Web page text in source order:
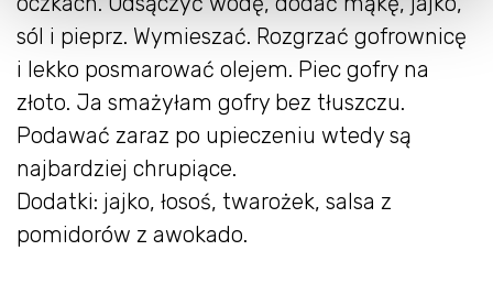
sól i pieprz. Wymieszać. Rozgrzać gofrownicę
i lekko posmarować olejem. Piec gofry na
złoto. Ja smażyłam gofry bez tłuszczu.
Podawać zaraz po upieczeniu wtedy są
najbardziej chrupiące.
Dodatki: jajko, łosoś, twarożek, salsa z
pomidorów z awokado.